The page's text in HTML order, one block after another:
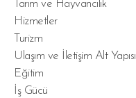
Tarım ve Hayvancılık
Hizmetler
Turizm
Ulaşım ve İletişim Alt Yapısı
Eğitim
İş Gücü